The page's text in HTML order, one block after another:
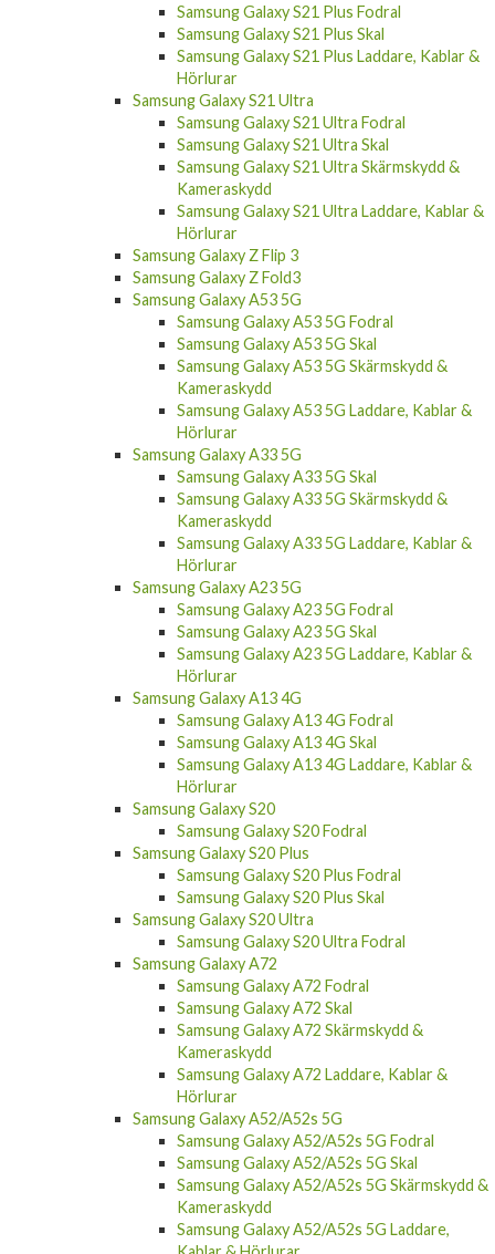
Samsung Galaxy S21 Plus Skal
Samsung Galaxy S21 Plus Laddare, Kablar &
Hörlurar
Samsung Galaxy S21 Ultra
Samsung Galaxy S21 Ultra Fodral
Samsung Galaxy S21 Ultra Skal
Samsung Galaxy S21 Ultra Skärmskydd &
Kameraskydd
Samsung Galaxy S21 Ultra Laddare, Kablar &
Hörlurar
Samsung Galaxy Z Flip 3
Samsung Galaxy Z Fold3
Samsung Galaxy A53 5G
Samsung Galaxy A53 5G Fodral
Samsung Galaxy A53 5G Skal
Samsung Galaxy A53 5G Skärmskydd &
Kameraskydd
Samsung Galaxy A53 5G Laddare, Kablar &
Hörlurar
Samsung Galaxy A33 5G
Samsung Galaxy A33 5G Skal
Samsung Galaxy A33 5G Skärmskydd &
Kameraskydd
Samsung Galaxy A33 5G Laddare, Kablar &
Hörlurar
Samsung Galaxy A23 5G
Samsung Galaxy A23 5G Fodral
Samsung Galaxy A23 5G Skal
Samsung Galaxy A23 5G Laddare, Kablar &
Hörlurar
Samsung Galaxy A13 4G
Samsung Galaxy A13 4G Fodral
Samsung Galaxy A13 4G Skal
Samsung Galaxy A13 4G Laddare, Kablar &
Hörlurar
Samsung Galaxy S20
Samsung Galaxy S20 Fodral
Samsung Galaxy S20 Plus
Samsung Galaxy S20 Plus Fodral
Samsung Galaxy S20 Plus Skal
Samsung Galaxy S20 Ultra
Samsung Galaxy S20 Ultra Fodral
Samsung Galaxy A72
Samsung Galaxy A72 Fodral
Samsung Galaxy A72 Skal
Samsung Galaxy A72 Skärmskydd &
Kameraskydd
Samsung Galaxy A72 Laddare, Kablar &
Hörlurar
Samsung Galaxy A52/A52s 5G
Samsung Galaxy A52/A52s 5G Fodral
Samsung Galaxy A52/A52s 5G Skal
Samsung Galaxy A52/A52s 5G Skärmskydd &
Kameraskydd
Samsung Galaxy A52/A52s 5G Laddare,
Kablar & Hörlurar